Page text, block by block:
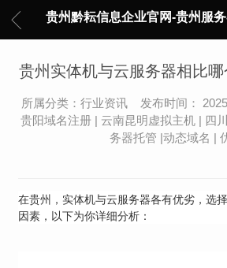
贵州实体机与云服务器相比
所属分类：行业资讯 发布时间：
贵阳域名注册 | 云南昆明虚拟主机 | 四
务器托管 |动态域名 |
在贵州，实体机与云服务器各有优劣，选
因素，以下为你详细分析：